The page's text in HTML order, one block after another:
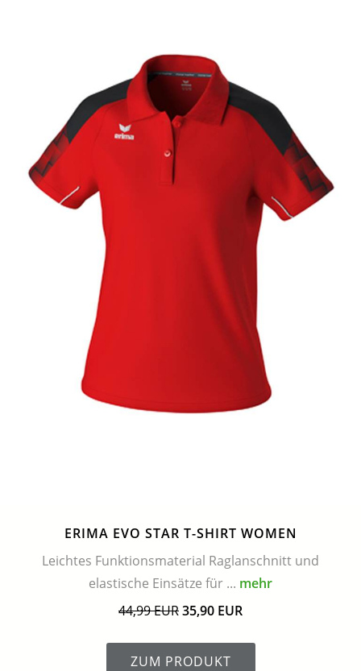
ERIMA EVO STAR T-SHIRT WOMEN
Leichtes Funktionsmaterial Raglanschnitt und
elastische Einsätze für ... mehr
44,99 EUR35,90 EUR
ZUM PRODUKT